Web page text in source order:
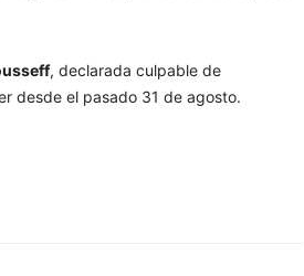
, declarada culpable de
desde el pasado 31 de agosto.